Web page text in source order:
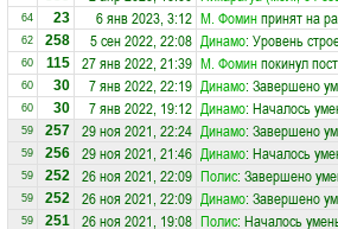
64 23 6 янв 2023, 3:12 М. Фоминпринят на
62 258 5 сен 2022, 22:08 Динамо: Уровень
60 115 27 янв 2022, 21:39 М. Фоминпокинул
60 30 7 янв 2022, 22:19 Динамо: Завершено
60 30 7 янв 2022, 19:12 Динамо: Началось
59 257 29 ноя 2021, 22:24 Динамо: Завершено
59 256 29 ноя 2021, 21:46 Динамо: Началось
59 252 26 ноя 2021, 22:09 Полис: Завершено
59 252 26 ноя 2021, 22:09 Динамо: Завершено
59 251 26 ноя 2021, 19:08 Полис: Началось